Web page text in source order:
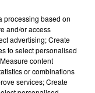
12 AOÛT : LA
DE...
processing based on
and/or access
advertising; Create
to select personalised
content
or combinations
services; Create